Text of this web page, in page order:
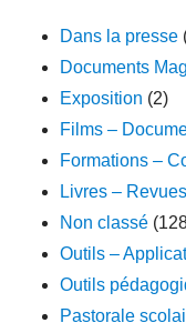
Dans la presse
Documents
Exposition (2)
Films –
Formations –
Livres –
Non classé
Outils –
Outils
Pastorale